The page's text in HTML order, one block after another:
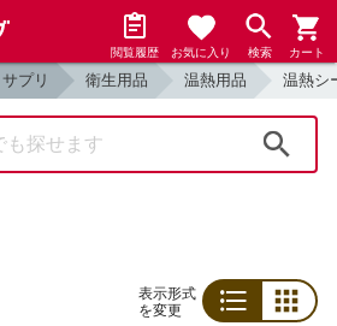
閲覧履歴 お気に入り 検索 カート
プリ 衛生用品 温熱用品 温熱シ
表示形式
を変更